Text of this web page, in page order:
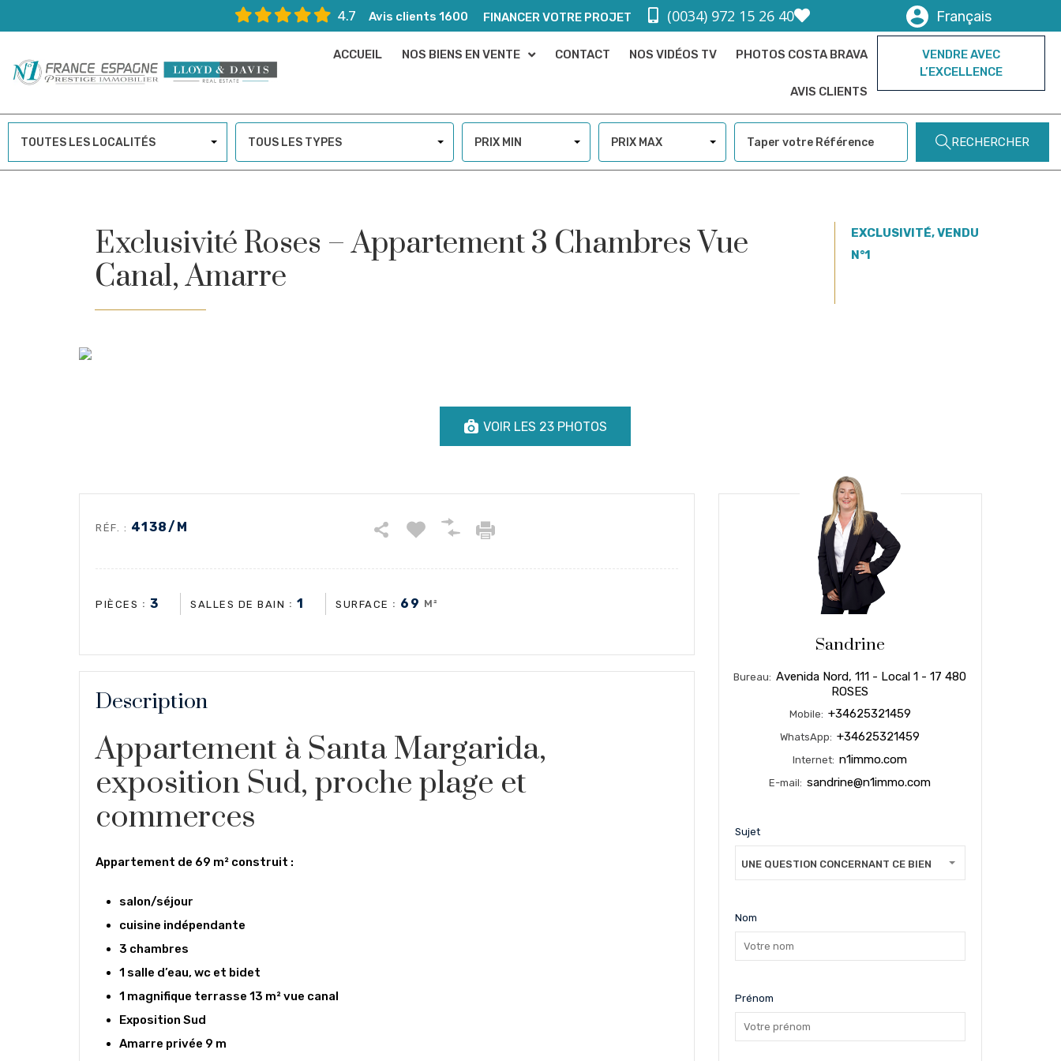
4.7 Avis clients 1600 FINANCER VOTRE PROJET (0034) 972 15 26 40 Français
ACCUEIL NOS BIENS EN VENTE CONTACT NOS VIDÉOS TV PHOTOS COSTA BRAVA
AVIS CLIENTS
VENDRE AVEC
L’EXCELLENCE
TOUTES LES LOCALITÉS TOUS LES TYPES PRIX MIN PRIX MAX RECHERCHER
Exclusivité Roses – Appartement 3 Chambres Vue
Canal, Amarre
EXCLUSIVITÉ, VENDU
N°1
VOIR LES 23 PHOTOS
RÉF. : 4138/M
PIÈCES : 3 SALLES DE BAIN : 1 SURFACE : 69 M²
Description
Appartement à Santa Margarida,
exposition Sud, proche plage et
commerces
Appartement de 69 m² construit :
salon/séjour
cuisine indépendante
3 chambres
1 salle d’eau, wc et bidet
1 magnifique terrasse 13 m² vue canal
Exposition Sud
Amarre privée 9 m
Sandrine
Bureau: Avenida Nord, 111 - Local 1 - 17 480
ROSES
Mobile: +34625321459
WhatsApp: +34625321459
Internet: n1immo.com
E-mail: sandrine@n1immo.com
Sujet
UNE QUESTION CONCERNANT CE BIEN
Nom
Prénom